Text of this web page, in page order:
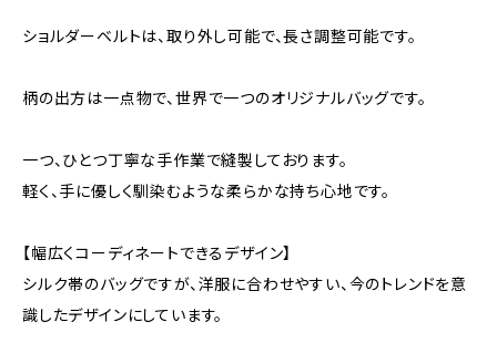
ショルダーベルトは、取り外し可能で、長さ調整可能です。
柄の出方は一点物で、世界で一つのオリジナルバッグです。
一つ、ひとつ丁寧な手作業で縫製しております。
軽く、手に優しく馴染むような柔らかな持ち心地です。
【幅広くコーディネートできるデザイン】
シルク帯のバッグですが、洋服に合わせやすい、今のトレンドを意
識したデザインにしています。